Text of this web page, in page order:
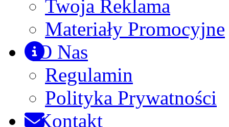
Twoja Reklama
Materiały Promocyjne
O Nas
Regulamin
Polityka Prywatności
Kontakt